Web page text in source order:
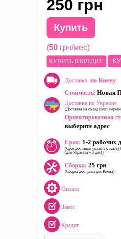
250 грн
Купить
(50 грн/мес)
КУПИТЬ В КРЕДИТ
Доставка по Киеву
Стоимость: Новая
Доставка по Украине
(Доставка на склад комп.
Ориентировочная
выберите адрес
Срок: 1-2 рабочих
(Срок доставки указан по Киеву)
(для Украины + 2 дня))
Сборка: 25 грн
(Сборка доступна для Киева)
Оплата
Занос
Кредит